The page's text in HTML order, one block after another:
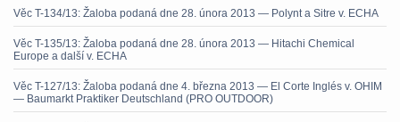
Věc T-134/13: Žaloba podaná dne 28. února 2013 — Polynt a Sitre v. ECHA
Věc T-135/13: Žaloba podaná dne 28. února 2013 — Hitachi Chemical
Europe a další v. ECHA
Věc T-127/13: Žaloba podaná dne 4. března 2013 — El Corte Inglés v. OHIM
— Baumarkt Praktiker Deutschland (PRO OUTDOOR)